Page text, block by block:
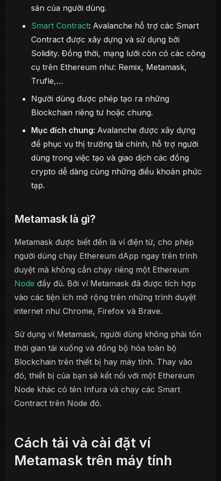
sản của người dùng.
Smart Contract: Avalanche hỗ trợ các Smart
Contract được xây dựng và sử dụng bởi
Solidity. Đồng thời, mạng lưới còn có các công
cụ trên Ethereum như: Remix, Metamask,
Trufle,…
Người dùng được phép tạo ra những
Blockchain riêng tư hoặc chung.
Mục đích chung: Avalanche được xây dựng
để phục vụ thị trường tài chính, hỗ trợ người
dùng trong việc tạo và giao dịch các đồng
crypto dễ dàng cùng những điều khoản phức
tạp.
Metamask là gì?
Metamask được biết đến là ví điện tử, cho phép
người dùng chạy Ethereum dApp ngay trên trình
duyệt mà không cần chạy riêng một Ethereum
Node đầy đủ. Bởi ví Metamask đã được tích hợp
vào các tiện ích mở rộng trên những trình duyệt
internet như Chrome, Firefox và Brave.
Sử dụng ví Metamask, người dùng không phải tốn
thời gian tải xuống và đồng bộ hóa toàn bộ
Blockchain trên thiết bị hay máy tính. Thay vào
đó, thiết bị của bạn sẽ kết nối với một Ethereum
Node khác có tên Infura và chạy các Smart
Contract trên Node đó.
Cách tải và cài đặt ví
Metamask trên máy tính